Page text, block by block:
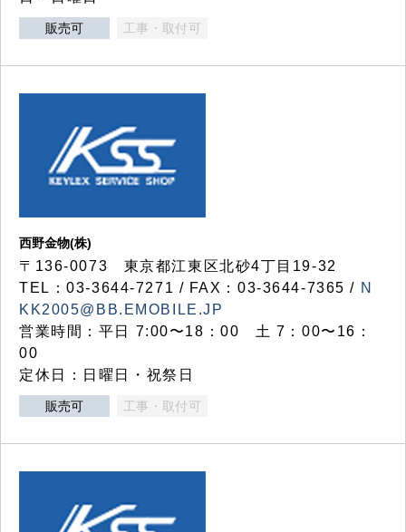
販売可 工事・取付可
西野金物(株)
〒136-0073 東京都江東区北砂4丁目19-32
TEL：03‐3644‐7271 / FAX：03-3644-7365 / N
KK2005@BB.EMOBILE.JP
営業時間：平日 7:00〜18：00 土 7：00〜16：
00
定休日：日曜日・祝祭日
販売可 工事・取付可